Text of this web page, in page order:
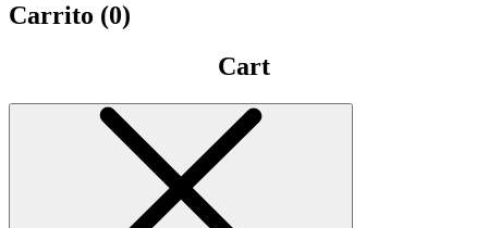
Carrito (0)
Cart